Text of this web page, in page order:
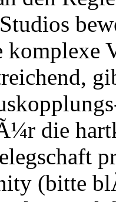
komplexe
die
(bitte